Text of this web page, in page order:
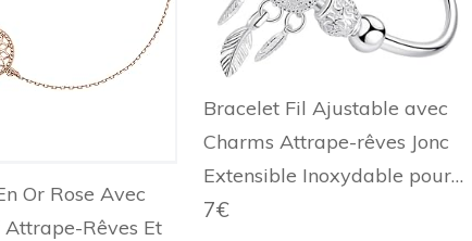
Or Rose Avec
Attrape-Rêves Et
Bracelet Fil Ajustable avec
Charms Attrape-rêves Jonc
Extensible Inoxydable pour
Femme Design Réglable et
7€